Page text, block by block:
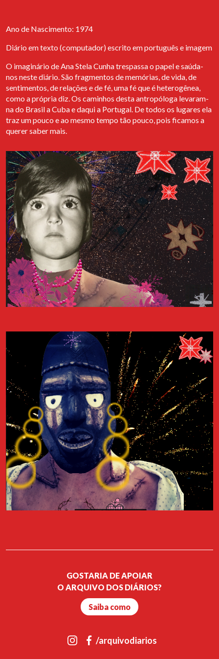
Ano de Nascimento: 1974
Diário em texto (computador) escrito em português e imagem
O imaginário de Ana Stela Cunha trespassa o papel e saúda-
nos neste diário. São fragmentos de memórias, de vida, de
sentimentos, de relações e de fé, uma fé que é heterogênea,
como a própria diz. Os caminhos desta antropóloga levaram-
na do Brasil a Cuba e daqui a Portugal. De todos os lugares ela
traz um pouco e ao mesmo tempo tão pouco, pois ficamos a
querer saber mais.
GOSTARIA DE APOIAR
O ARQUIVO DOS DIÁRIOS?
Saiba como
/arquivodiarios
do projecto transnacionalOpportunities - Crises as Opportunities:
Successful Integrationpromovido pela BEWING. Da mesma forma,
Diários de Migrantes na indicação de possíveis interessados.
Abertura da exposição "Próxima Estação:
um arquivo para a migração"
Entre dia 21 de Setembro e 4 de Outubro 2022 é possível visitar
a exposição “Próxima Estação: Um arquivo para a migração” no
Espaço de Santa Catarina, que será depois apresentada, entre dia
viagem termina na associação cultural Curious Monkey, onde
estará patente entre 03 de Novembro e 20 de Novembro.
Cais de Encontro
Clara Barbacini e Isabel Mões foram convidadas pela Associação
Palha de Abrantes, a participar no evento Cais de Encontro, que
teve lugar no dia 20 de junho de 2023 no Centro Cultural Gil
Vicente do Sardoal. O encontro proporcionou a ocasião de
apresentar as atividades do Arquivo dos Diários e o projecto
Diários de Migrantes.
Livro "Diários de Mulheres Migrantes"
É com muito orgulho que partilhamos o resultado do trabalho de
dois anos de recolha de memórias, sob forma de diários, entre
de diários de mulheres que participaram no projecto “Diários de
Ler livro
FESTA DOS DIÁRIOS Contos Migrantes
No dia 4 de abril de 2025, na Casa do Comum em Lisboa, o Arquivo
dos Diários celebra o seu 11º aniversário com um evento dedicado
à migração. Será apresentado o podcast "Diários de Migrantes",
realizado em 2024 para o jornal Expresso, baseado em alguns
diários produzidos no âmbito deste projecto do Arquivo. Estará
presente a autora, a jornalista Ana França. Haverá ainda a
projecção do filme "Bangla" (2019) de Phaim Bhuiyan, comédia
romântica sobre o amor atribulado entre um rapaz de ascendência
bengali e uma rapariga italiana. A entrada para o filme tem um
custo simbólico de 5€ que reverte como donativo para a
associação Arquivo dos Diários.
Apoio: RISI FILM e Casa do Comum